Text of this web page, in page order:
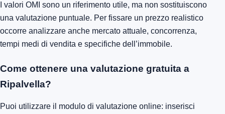
I valori OMI sono un riferimento utile, ma non sostituiscono
una valutazione puntuale. Per fissare un prezzo realistico
occorre analizzare anche mercato attuale, concorrenza,
tempi medi di vendita e specifiche dell’immobile.
Come ottenere una valutazione gratuita a
Ripalvella?
Puoi utilizzare il modulo di valutazione online: inserisci